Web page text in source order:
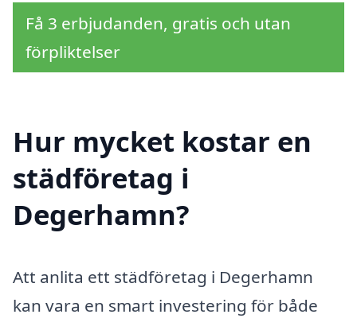
Få 3 erbjudanden, gratis och utan
förpliktelser
Hur mycket kostar en
städföretag i
Degerhamn?
Att anlita ett städföretag i Degerhamn
kan vara en smart investering för både